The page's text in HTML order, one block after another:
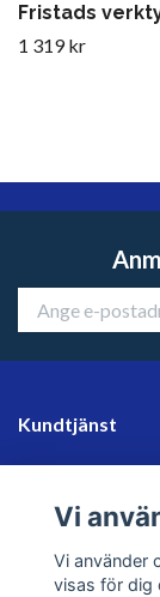
Fristads
1 319 kr
Kundtjänst
Sociala medier
Vi
Vi använder
visas för dig